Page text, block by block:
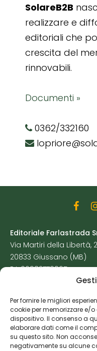
Per fornire le migliori
cookie per memorizzare e/
dispositivo. Il consenso a
elaborare dati come il
su questo sito. Non
negativamente su alcune
SolareB2B
realizzare e
editoriali che
crescita del
rinnovabili.
Documenti »
0362/332160
Editoriale Farlastrada
Via Martiri della Libertà,
20833 Giussano (MB)
P.I. 06982770965
Cookie Policy
Risorse Aggiuntive